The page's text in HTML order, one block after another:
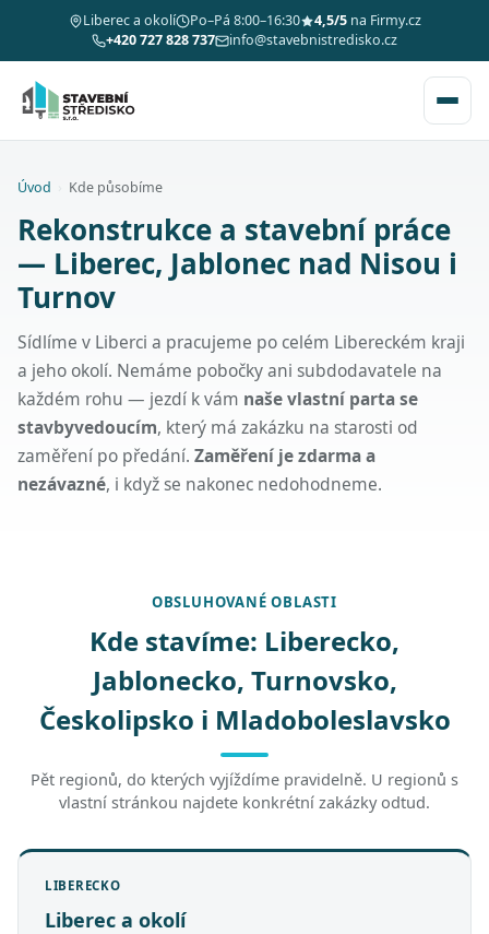
Liberec a okolí Po–Pá 8:00–16:30 4,5/5na Firmy.cz
+420 727 828 737
info@stavebnistredisko.cz
Úvod Kde působíme
Rekonstrukce a stavební práce
— Liberec, Jablonec nad Nisou i
Turnov
Sídlíme v Liberci a pracujeme po celém Libereckém kraji
a jeho okolí. Nemáme pobočky ani subdodavatele na
každém rohu — jezdí k vám naše vlastní parta se
stavbyvedoucím, který má zakázku na starosti od
zaměření po předání. Zaměření je zdarma a
nezávazné, i když se nakonec nedohodneme.
OBSLUHOVANÉ OBLASTI
Kde stavíme: Liberecko,
Jablonecko, Turnovsko,
Českolipsko i Mladoboleslavsko
Pět regionů, do kterých vyjíždíme pravidelně. U regionů s
vlastní stránkou najdete konkrétní zakázky odtud.
LIBERECKO
Liberec a okolí